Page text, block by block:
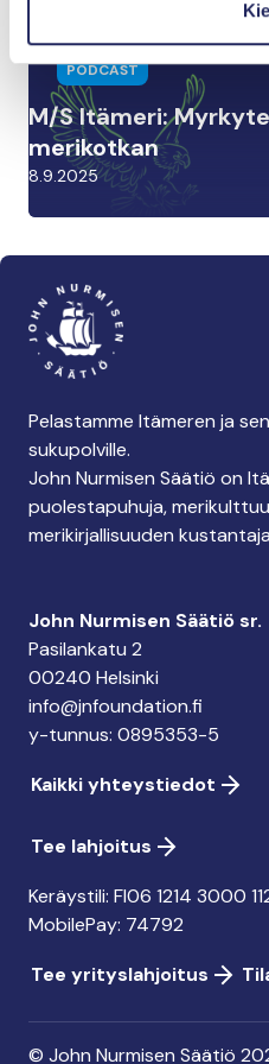
PODCAST
M/S Itämeri:
merikotkan
8.9.2025
Pelastamme Itämeren ja
sukupolville.
John Nurmisen Säätiö on
puolestapuhuja,
merikirjallisuuden
John Nurmisen Säätiö sr.
Pasilankatu 2
00240 Helsinki
info@jnfoundation.fi
y-tunnus: 0895353-5
Kaikki yhteystiedot
Tee lahjoitus
Keräystili: FI06 1214 3000
MobilePay: 74792
Tee yrityslahjoitus
© John Nurmisen Säätiö